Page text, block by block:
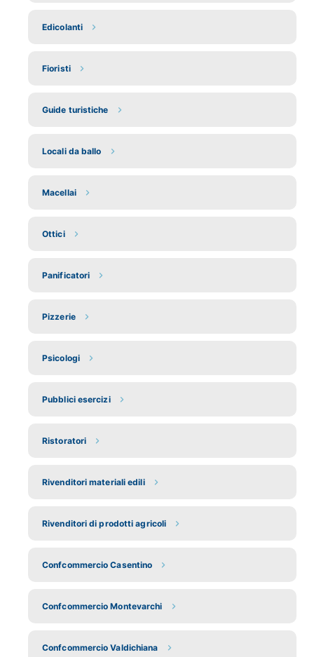
Edicolanti
Fioristi
Guide turistiche
Locali da ballo
Macellai
Ottici
Panificatori
Pizzerie
Psicologi
Pubblici esercizi
Ristoratori
Rivenditori materiali edili
Rivenditori di prodotti agricoli
Confcommercio Casentino
Confcommercio Montevarchi
Confcommercio Valdichiana